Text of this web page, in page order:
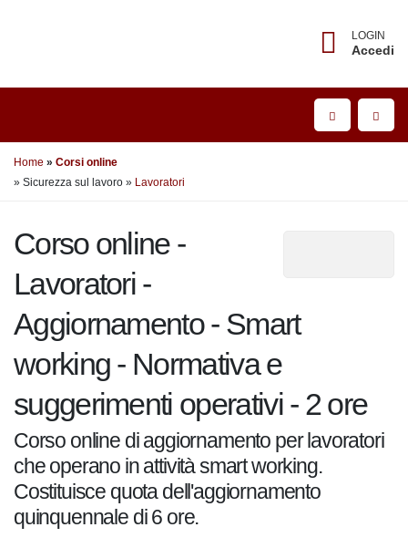
LOGIN
Accedi
Home Corsi online
» Sicurezza sul lavoro» Lavoratori
Corso online -
Lavoratori -
Aggiornamento - Smart
working - Normativa e
suggerimenti operativi - 2
ore
Corso online di aggiornamento per
lavoratori che operano in attività smart
working. Costituisce quota